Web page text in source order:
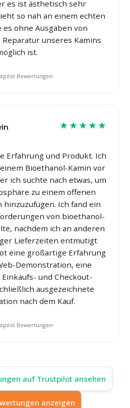
es ist ästhetisch sehr
so nah an einem echten
es ohne Ausgaben von
unseres Kamins
ist.
Bewertungen
★★★★★
Erfahrung und Produkt. Ich
Bioethanol-Kamin vor
ich suchte nach etwas, um
zu einem offenen
hinzuzufügen. Ich fand ein
von bioethanol-
nachdem ich an anderen
Lieferzeiten entmutigt
eine großartige Erfahrung
Demonstration, eine
und Checkout-
ausgezeichnete
nach dem Kauf.
Bewertungen
auf Trustpilot ansehen
anzeigen